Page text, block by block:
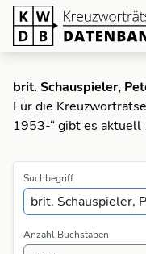
brit. Schauspieler,
Für die
1953-“ gibt es aktuell
Suchbegriff
Anzahl Buchstaben